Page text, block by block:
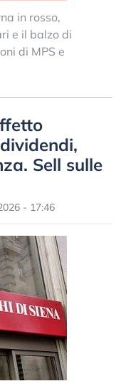
in rosso,
e il balzo di
di MPS e
Sell sulle
- 17:46